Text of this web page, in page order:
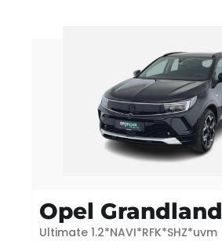
Opel Grandland
Ultimate 1.2*NAVI*RFK*SHZ*uvm